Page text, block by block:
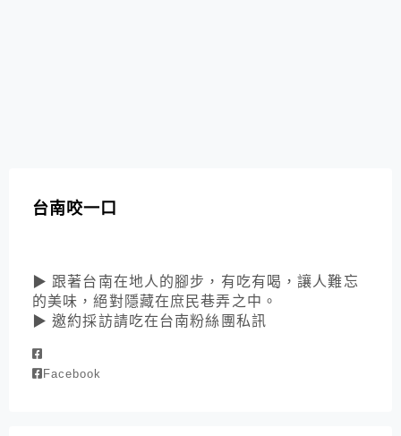
台南咬一口
▶ 跟著台南在地人的腳步，有吃有喝，讓人難忘
的美味，絕對隱藏在庶民巷弄之中。
▶ 邀約採訪請吃在台南粉絲團私訊
Facebook